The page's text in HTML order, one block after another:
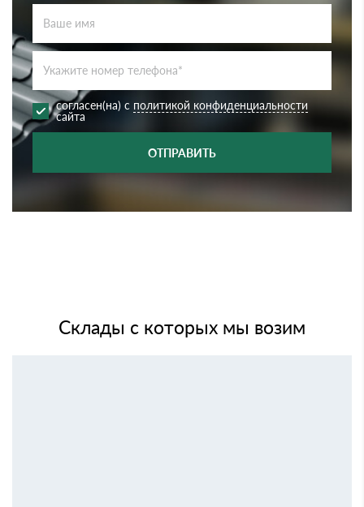
согласен(на) с политикой конфиденциальности
сайта
ОТПРАВИТЬ
Склады с которых мы возим